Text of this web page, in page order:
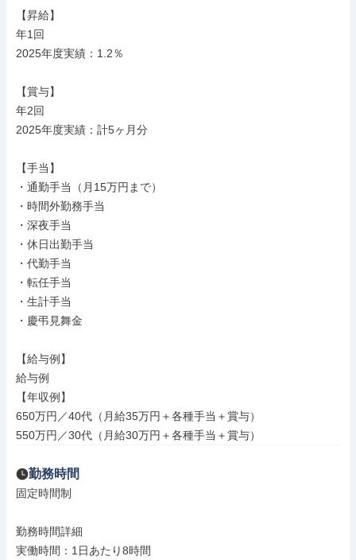
【昇給】
年1回
2025年度実績：1.2％
【賞与】
年2回
2025年度実績：計5ヶ月分
【手当】
・通勤手当（月15万円まで）
・時間外勤務手当
・深夜手当
・休日出勤手当
・代勤手当
・転任手当
・生計手当
・慶弔見舞金
【給与例】
給与例
【年収例】
650万円／40代（月給35万円＋各種手当＋賞与）
550万円／30代（月給30万円＋各種手当＋賞与）
勤務時間
固定時間制
勤務時間詳細
実働時間：1日あたり8時間